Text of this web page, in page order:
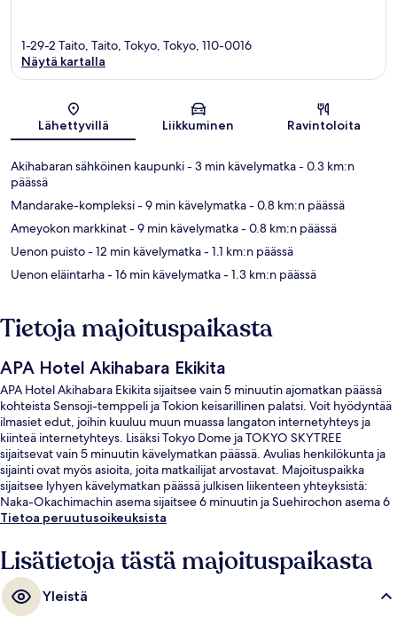
Kartta
1-29-2 Taito, Taito, Tokyo, Tokyo, 110-0016
Näytä kartalla
Lähettyvillä Liikkuminen Ravintoloita
Akihabaran sähköinen kaupunki- 3 min kävelymatka- 0.3 km:n
päässä
Mandarake-kompleksi- 9 min kävelymatka- 0.8 km:n päässä
Ameyokon markkinat- 9 min kävelymatka- 0.8 km:n päässä
Uenon puisto- 12 min kävelymatka- 1.1 km:n päässä
Uenon eläintarha- 16 min kävelymatka- 1.3 km:n päässä
Tietoja majoituspaikasta
APA Hotel Akihabara Ekikita
APA Hotel Akihabara Ekikita sijaitsee vain 5 minuutin ajomatkan päässä
kohteista Sensoji-temppeli ja Tokion keisarillinen palatsi. Voit hyödyntää
ilmasiet edut, joihin kuuluu muun muassa langaton internetyhteys ja
kiinteä internetyhteys. Lisäksi Tokyo Dome ja TOKYO SKYTREE
sijaitsevat vain 5 minuutin kävelymatkan päässä. Avulias henkilökunta ja
sijainti ovat myös asioita, joita matkailijat arvostavat. Majoituspaikka
sijaitsee lyhyen kävelymatkan päässä julkisen liikenteen yhteyksistä:
Naka-Okachimachin asema sijaitsee 6 minuutin ja Suehirochon asema 6
minuutin kävelymatkan päässä.
Tietoa peruutusoikeuksista
Lisätietoja tästä majoituspaikasta
Yleistä